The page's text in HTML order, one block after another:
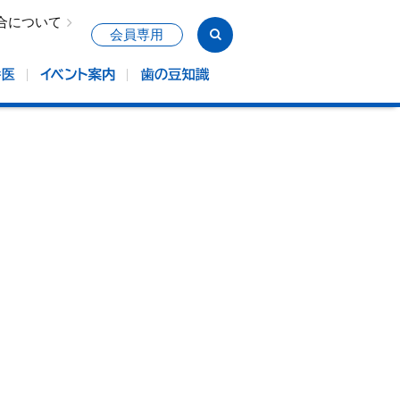
について
会員専用